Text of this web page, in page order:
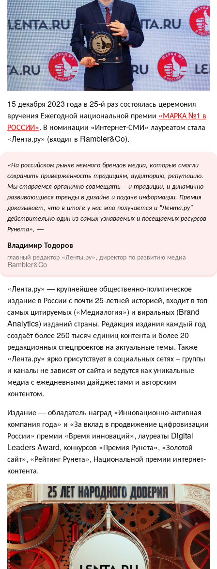
15 декабря 2023 года в 25-й раз состоялась церемония
вручения Ежегодной национальной премии «МАРКА №1 в
РОССИИ». В номинации «Интернет-СМИ» лауреатом стала
«Лента.ру» (входит в Rambler&Co).
«На российском рынке немного брендов медиа, которые смогли
сохранить приверженность традициям, аудиторию, репутацию.
Мы стараемся органично совмещать – и традиции, и динамично
развивающиеся тренды в дизайне и подаче информации. Премия
доказывает, что в итоге у нас это получается и "Лента.ру"
действительно один из самых узнаваемых и посещаемых ресурсов
Рунета», —
Владимир Тодоров
главный редактор «Ленты.ру», директор по развитию медиа
Rambler&Co
«Лента.ру» — крупнейшее общественно-политическое
издание в России с почти 25-летней историей, входит в топ
самых цитируемых («Медиалогия») и виральных (Brand
Analytics) изданий страны. Редакция издания каждый год
создаёт более 250 тысяч единиц контента и более 20
редакционных спецпроектов на актуальные темы. Также
«Лента.ру» ярко присутствует в социальных сетях – группы
и каналы не зависят от сайта и ведутся как уникальные
медиа с ежедневными дайджестами и авторским
контентом.
Издание — обладатель наград «Инновационно-активная
компания года» и «За вклад в продвижение цифровизации
России» премии «Время инноваций», лауреаты Digital
Leaders Award, конкурсов «Премия Рунета», «Золотой
сайт», «Рейтинг Рунета», Национальной премии интернет-
контента.